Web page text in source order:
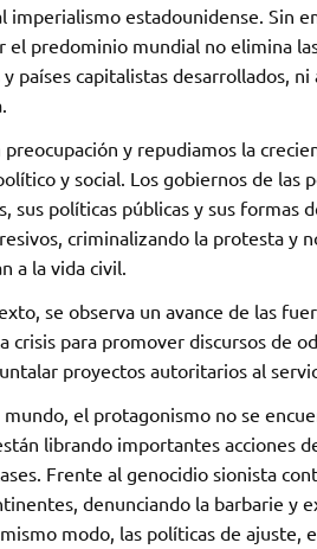
imperialismo estadounidense. Sin
el predominio mundial no elimina
países capitalistas desarrollados,
preocupación y repudiamos la
y social. Los gobiernos de las
sus políticas públicas y sus
criminalizando la protesta y
a la vida civil.
se observa un avance de las
crisis para promover discursos de
proyectos autoritarios al
el protagonismo no se
librando importantes acciones
Frente al genocidio sionista
denunciando la barbarie y
modo, las políticas de ajuste,